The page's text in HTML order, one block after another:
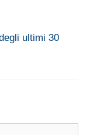
ultimi 30